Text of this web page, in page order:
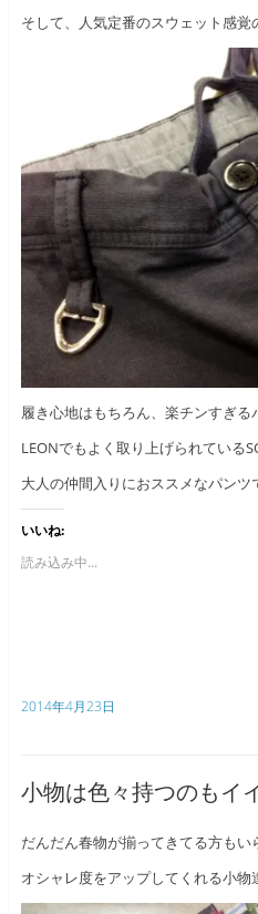
そして、人気定番のスウェット感覚
履き心地はもちろん、楽チンすぎる
LEONでもよく取り上げられている
大人の仲間入りにおススメなパンツ
いいね:
読み込み中...
2014年4月23日
小物は色々持つのもイ
だんだん春物が揃ってきてる方もい
オシャレ度をアップしてくれる小